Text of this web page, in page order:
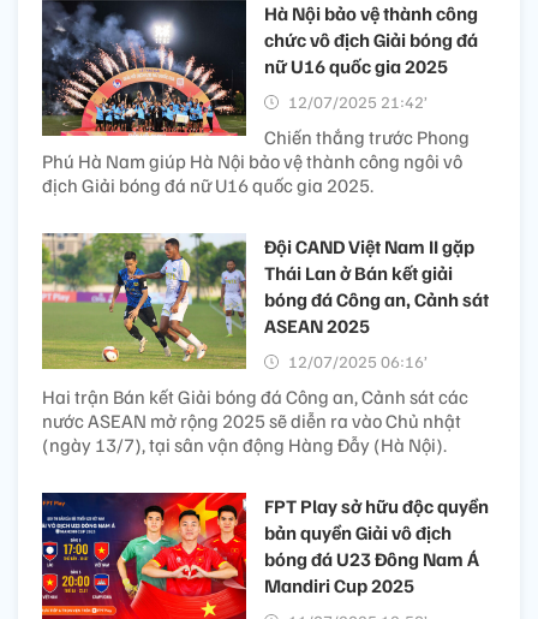
Hà Nội bảo vệ thành công
chức vô địch Giải bóng đá
nữ U16 quốc gia 2025
12/07/2025 21:42’
Chiến thắng trước Phong
Phú Hà Nam giúp Hà Nội bảo vệ thành công ngôi vô
địch Giải bóng đá nữ U16 quốc gia 2025.
Đội CAND Việt Nam II gặp
Thái Lan ở Bán kết giải
bóng đá Công an, Cảnh sát
ASEAN 2025
12/07/2025 06:16’
Hai trận Bán kết Giải bóng đá Công an, Cảnh sát các
nước ASEAN mở rộng 2025 sẽ diễn ra vào Chủ nhật
(ngày 13/7), tại sân vận động Hàng Đẫy (Hà Nội).
FPT Play sở hữu độc quyền
bản quyền Giải vô địch
bóng đá U23 Đông Nam Á
Mandiri Cup 2025